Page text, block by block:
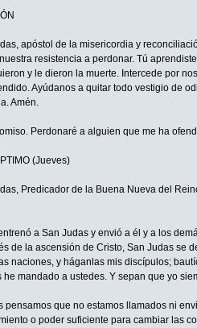
apóstol de la misericordia y
resistencia a perdonar. Tú
y le dieron la muerte. Intercede por
Ayúdanos a quitar todo vestigio de
Amén.
Perdonaré a alguien que me ha
(Jueves)
Predicador de la Buena Nueva del
a San Judas y envió a él y a los
de la ascensión de Cristo, San Judas se
naciones, y háganlas mis discípulos;
he mandado a ustedes. Y sepan que yo
pensamos que no estamos llamados ni
o poder suficiente para cambiar las